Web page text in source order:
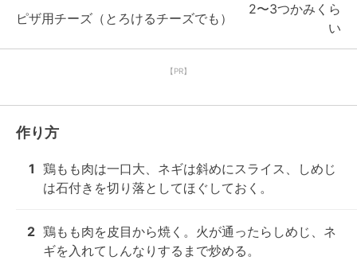
ピザ用チーズ（とろけるチーズでも）
2〜3つかみくら
い
【PR】
作り方
1 鶏もも肉は一口大、ネギは斜めにスライス、しめじ
は石付きを切り落としてほぐしておく。
2 鶏もも肉を皮目から焼く。火が通ったらしめじ、ネ
ギを入れてしんなりするまで炒める。